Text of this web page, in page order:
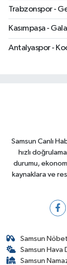
Trabzonspor -
Kasımpaşa -
Antalyaspor -
Samsun Canlı
hızlı
durumu,
kaynaklara ve
Samsun
Samsun Hava
Samsun